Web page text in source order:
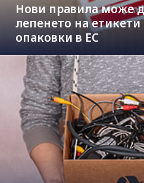
Нови правила може
лепенето на
опаковки в ЕС